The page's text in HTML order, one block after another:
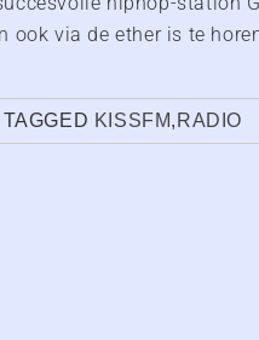
ook via de ether is te
TAGGED KISSFM, RADIO